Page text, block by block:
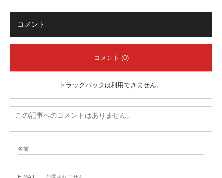
コメント
コメント (0)
トラックバックは利用できません。
この記事へのコメントはありません。
名前
E-MAIL - 公開されません -